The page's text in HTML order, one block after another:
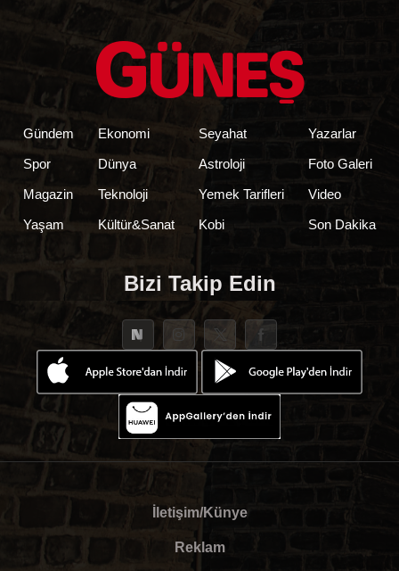
Gündem
Spor
Magazin
Yaşam
Ekonomi
Dünya
Teknoloji
Kültür&Sanat
Seyahat
Astroloji
Yemek Tarifleri
Kobi
Yazarlar
Foto Galeri
Video
Son Dakika
Bizi Takip Edin
İletişim/Künye
Reklam